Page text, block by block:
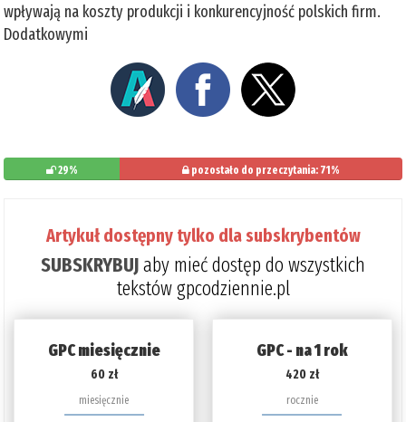
wpływają na koszty produkcji i konkurencyjność polskich firm.
Dodatkowymi
29% pozostało do przeczytania: 71%
Artykuł dostępny tylko dla subskrybentów
SUBSKRYBUJaby mieć dostęp do wszystkich
tekstów gpcodziennie.pl
GPC miesięcznie
60 zł
miesięcznie
GPC - na 1 rok
420 zł
rocznie